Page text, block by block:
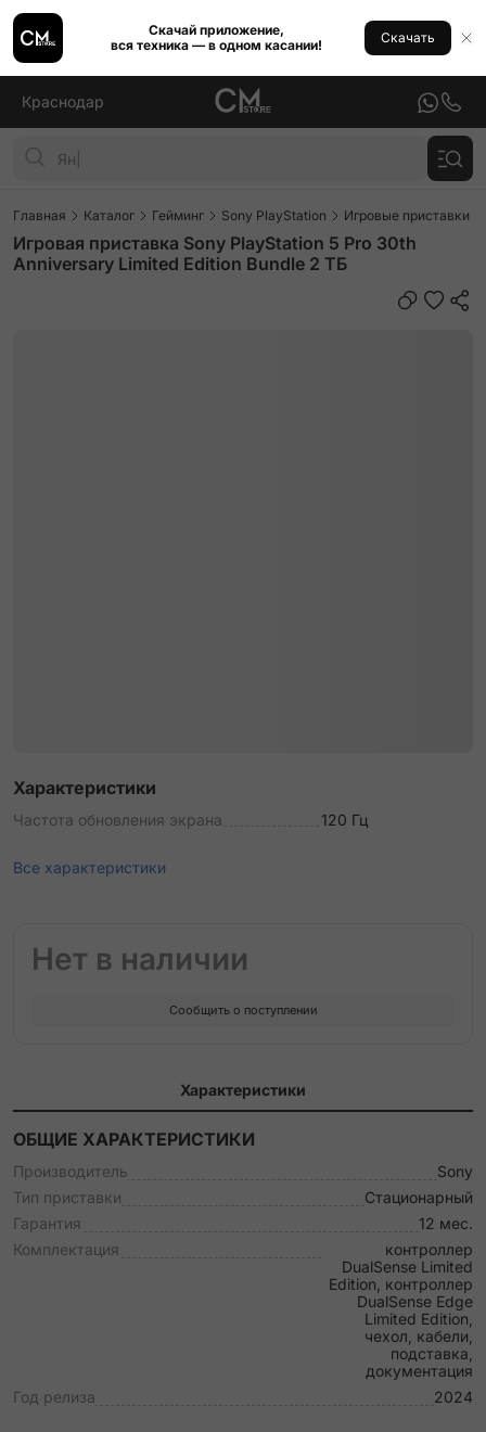
Скачай приложение,
вся техника — в одном касании!
Скачать
Краснодар
Главная Каталог Гейминг Sony PlayStation Игровые приставки
Игровая приставка Sony PlayStation 5 Pro 30th
Anniversary Limited Edition Bundle 2 ТБ
Характеристики
Частота обновления экрана 120 Гц
Все характеристики
Нет в наличии
Сообщить о поступлении
Характеристики
ОБЩИЕ ХАРАКТЕРИСТИКИ
Производитель
Sony
Тип приставки
Стационарный
Гарантия
12 мес.
Комплектация
контроллер
DualSense Limited
Edition, контроллер
DualSense Edge
Limited Edition,
чехол, кабели,
подставка,
документация
Год релиза
2024